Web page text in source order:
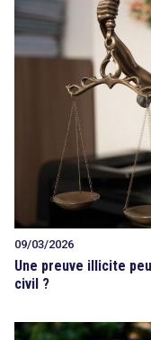
09/03/2026
Une preuve illicite
civil ?